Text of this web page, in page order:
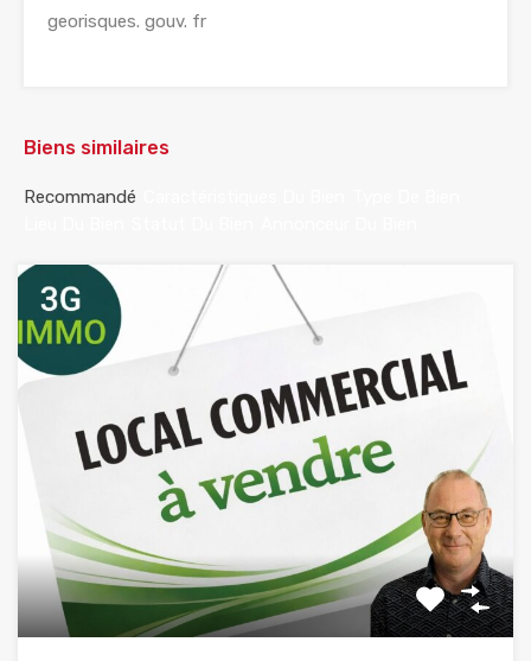
georisques. gouv. fr
Biens similaires
Recommandé